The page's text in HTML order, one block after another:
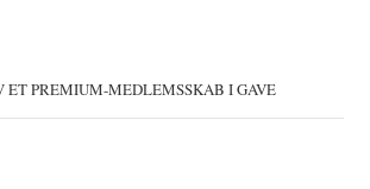
ET PREMIUM-MEDLEMSSKAB I GAVE